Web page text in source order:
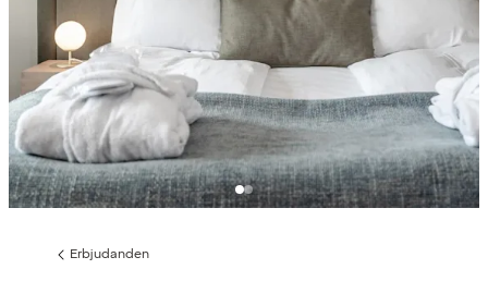
Föregående
Erbjudanden